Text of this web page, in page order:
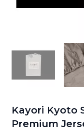
Kayori Kyoto
Premium